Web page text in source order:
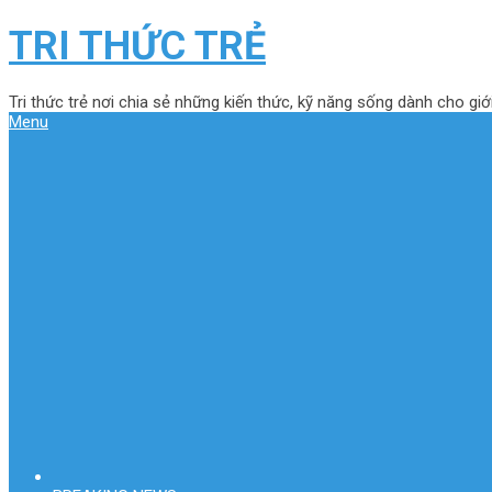
TRI THỨC TRẺ
Tri thức trẻ nơi chia sẻ những kiến thức, kỹ năng sống dành cho
Menu